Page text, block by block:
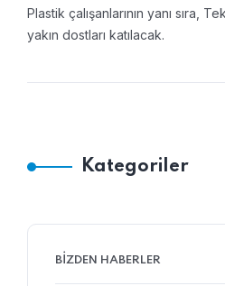
Plastik çalışanlarının yanı sıra,
yakın dostları katılacak.
Kategoriler
BIZDEN HABERLER